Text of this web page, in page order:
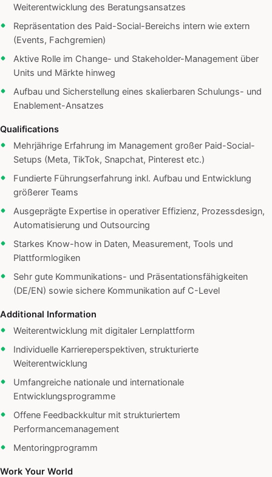
Weiterentwicklung des Beratungsansatzes
Repräsentation des Paid-Social-Bereichs intern wie extern
(Events, Fachgremien)
Aktive Rolle im Change- und Stakeholder-Management über
Units und Märkte hinweg
Aufbau und Sicherstellung eines skalierbaren Schulungs- und
Enablement-Ansatzes
Qualifications
Mehrjährige Erfahrung im Management großer Paid-Social-
Setups (Meta, TikTok, Snapchat, Pinterest etc.)
Fundierte Führungserfahrung inkl. Aufbau und Entwicklung
größerer Teams
Ausgeprägte Expertise in operativer Effizienz, Prozessdesign,
Automatisierung und Outsourcing
Starkes Know-how in Daten, Measurement, Tools und
Plattformlogiken
Sehr gute Kommunikations- und Präsentationsfähigkeiten
(DE/EN) sowie sichere Kommunikation auf C-Level
Additional Information
Weiterentwicklung mit digitaler Lernplattform
Individuelle Karriereperspektiven, strukturierte
Weiterentwicklung
Umfangreiche nationale und internationale
Entwicklungsprogramme
Offene Feedbackkultur mit strukturiertem
Performancemanagement
Mentoringprogramm
Work Your World